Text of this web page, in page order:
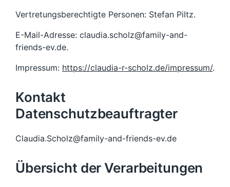
Vertretungsberechtigte Personen: Stefan Piltz.
E-Mail-Adresse: claudia.scholz@family-and-
friends-ev.de.
Impressum: https://claudia-r-scholz.de/impressum/.
Kontakt
Datenschutzbeauftragter
Claudia.Scholz@family-and-friends-ev.de
Übersicht der Verarbeitungen